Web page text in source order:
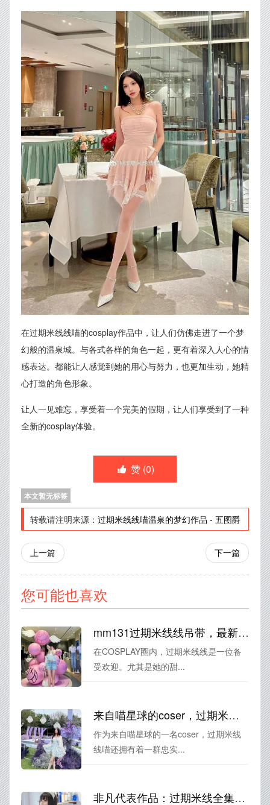
在过期米线线喵的cosplay作品中，让人们仿佛走进了一个梦
幻般的温泉城。与各式各样的角色一起，更有着深入人心的情
感表达。都能让人感觉到她的用心与努力，也更加生动，她精
心打造的角色形象。
让人一见难忘，享受着一个完美的假期，让人们享受到了一种
全新的cosplay体验。
赞 (0)
本文暂无标签
转载请注明来源： 过期米线线喵温泉的梦幻作品 - 五图爵
上一篇 下一篇
您可能也喜欢
mm131过期米线线吊带，最新图片来袭，甜美小姐姐cos撩人心弦
在COSPLAY圈内，过期米线线是一位备
受欢迎。尤其是她的甜...
来自喵星球的coser，过期米线线喵cos原图大放送
作为来自喵星球的一名coser，过期米线
线喵还拥有着一群忠实...
非凡代表作品：过期米线全集未删减百度网盘下载高清美图欣赏